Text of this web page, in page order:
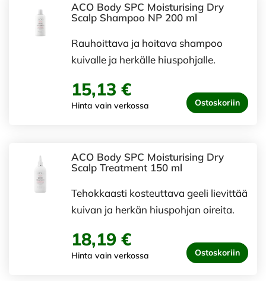
ACO Body SPC Moisturising Dry
Scalp Shampoo NP 200 ml
Rauhoittava ja hoitava shampoo
kuivalle ja herkälle hiuspohjalle.
15,13 €
Hinta vain verkossa Ostoskoriin
ACO Body SPC Moisturising Dry
Scalp Treatment 150 ml
Tehokkaasti kosteuttava geeli lievittää
kuivan ja herkän hiuspohjan oireita.
18,19 €
Hinta vain verkossa Ostoskoriin